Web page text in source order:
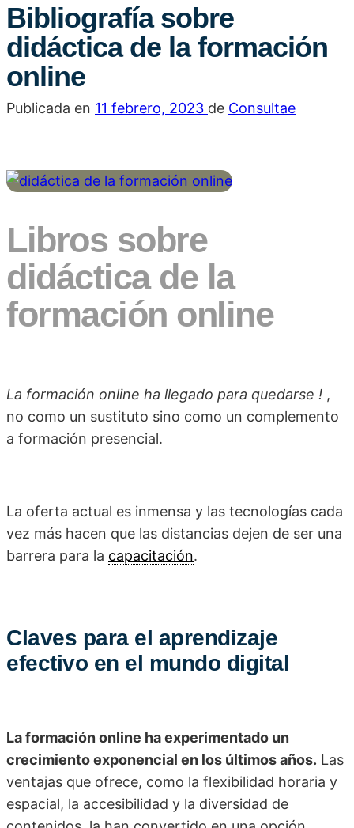
Bibliografía sobre
didáctica de la formación
online
Publicada en 11 febrero, 2023 de Consultae
Libros sobre
didáctica de la
formación online
La formación online ha llegado para quedarse ! ,
no como un sustituto sino como un complemento
a formación presencial.
La oferta actual es inmensa y las tecnologías cada
vez más hacen que las distancias dejen de ser una
barrera para la capacitación.
Claves para el aprendizaje
efectivo en el mundo digital
La formación online ha experimentado un
crecimiento exponencial en los últimos años. Las
ventajas que ofrece, como la flexibilidad horaria y
espacial, la accesibilidad y la diversidad de